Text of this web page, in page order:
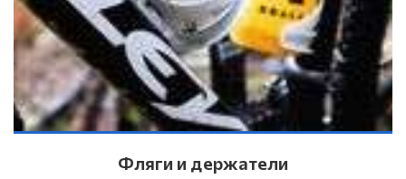
Фляги и держатели